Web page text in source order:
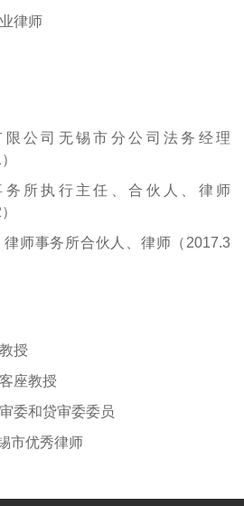
律师
公司无锡市分公司法务经理
所执行主任、合伙人、律师
师事务所合伙人、律师（2017.3
授
座教授
委和贷审委委员
市优秀律师